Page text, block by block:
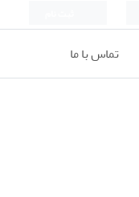
تماس با ما